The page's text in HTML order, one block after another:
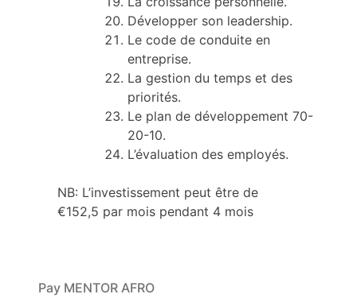
Développer son leadership.
Le code de conduite en
entreprise.
La gestion du temps et des
priorités.
Le plan de développement 70-
20-10.
L’évaluation des employés.
NB: L’investissement peut être de
€152,5 par mois pendant 4 mois
Pay MENTOR AFRO